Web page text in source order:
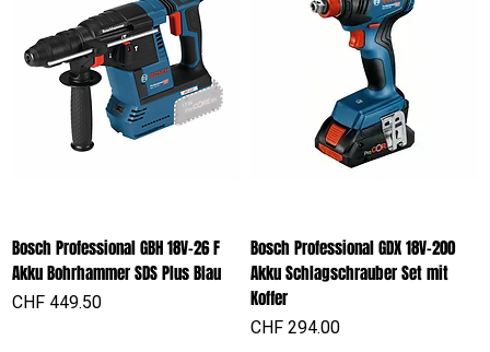
Bosch Professional GBH 18V-26 F
Akku Bohrhammer SDS Plus Blau
Preis
CHF 449.50
Bosch Professional GDX 18V-200
Akku Schlagschrauber Set mit
Koffer
Preis
CHF 294.00